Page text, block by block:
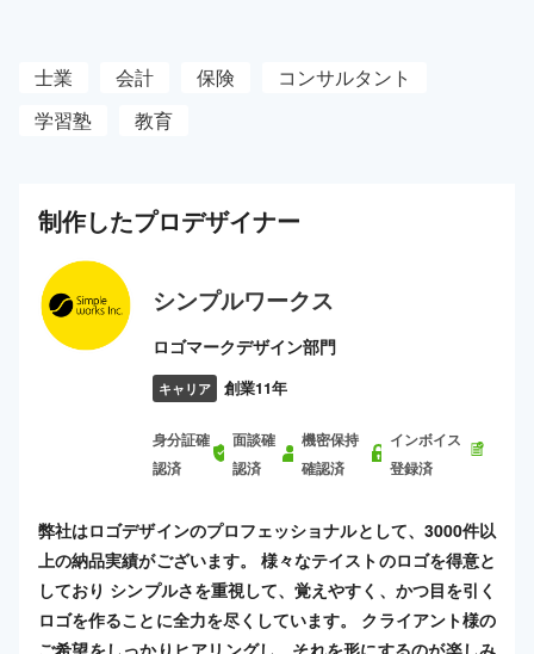
士業 会計 保険
コンサルタント
学習塾
教育
制作したプロデザイナー
シンプルワークス
ロゴマークデザイン部門
キャリア 創業11年
身分証確
認済
面談確
認済
機密保持
確認済
インボイス
登録済
弊社はロゴデザインのプロフェッショナルとして、3000件以
上の納品実績がございます。 様々なテイストのロゴを得意と
しており シンプルさを重視して、覚えやすく、かつ目を引く
ロゴを作ることに全力を尽くしています。 クライアント様の
ご希望をしっかりヒアリングし、それを形にするのが楽しみ